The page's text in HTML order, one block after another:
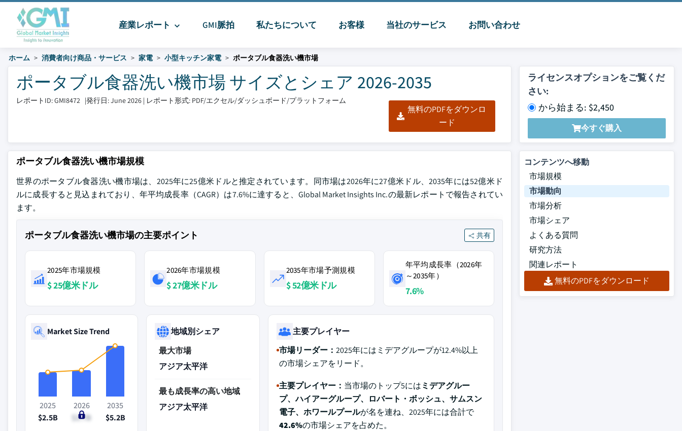
産業レポート GMI脈拍 私たちについて お客様 当社のサービス お問い合わせ
ホーム 消費者向け商品・サービス 家電 小型キッチン家電 ポータブル食器洗い機市場
ポータブル食器洗い機市場 サイズとシェア 2026-2035
レポートID: GMI8472 |発行日: June 2026 | レポート形式: PDF/エクセル/ダッシュボード/プラットフォーム
無料のPDFをダウンロ
ード
ライセンスオプションをご覧くだ
さい:
から始まる: $2,450
今すぐ購入
ポータブル食器洗い機市場規模
世界のポータブル食器洗い機市場は、2025年に25億米ドルと推定されています。同市場は2026年に27億米ドル、2035年には52億米ド
ルに成長すると見込まれており、年平均成長率（CAGR）は7.6%に達すると、Global Market Insights Inc.の最新レポートで報告されてい
ます。
ポータブル食器洗い機市場の主要ポイント 共有
2025年市場規模
$ 25億米ドル
2026年市場規模
$ 27億米ドル
2035年市場予測規模
$ 52億米ドル
年平均成長率（2026年
～2035年）
7.6%
Market Size Trend
2025
$2.5B
2026
$2.7B
2035
$5.2B
地域別シェア
最大市場
アジア太平洋
最も成長率の高い地域
アジア太平洋
主要プレイヤー
市場リーダー： 2025年にはミデアグループが12.4%以上
の市場シェアをリード。
主要プレイヤー： 当市場のトップ5にはミデアグルー
プ、ハイアーグループ、ロバート・ボッシュ、サムスン
電子、ホワールプールが名を連ね、2025年には合計で
42.6%の市場シェアを占めた。
コンテンツへ移動
市場規模
市場動向
市場分析
市場シェア
よくある質問
研究方法
関連レポート
無料のPDFをダウンロード